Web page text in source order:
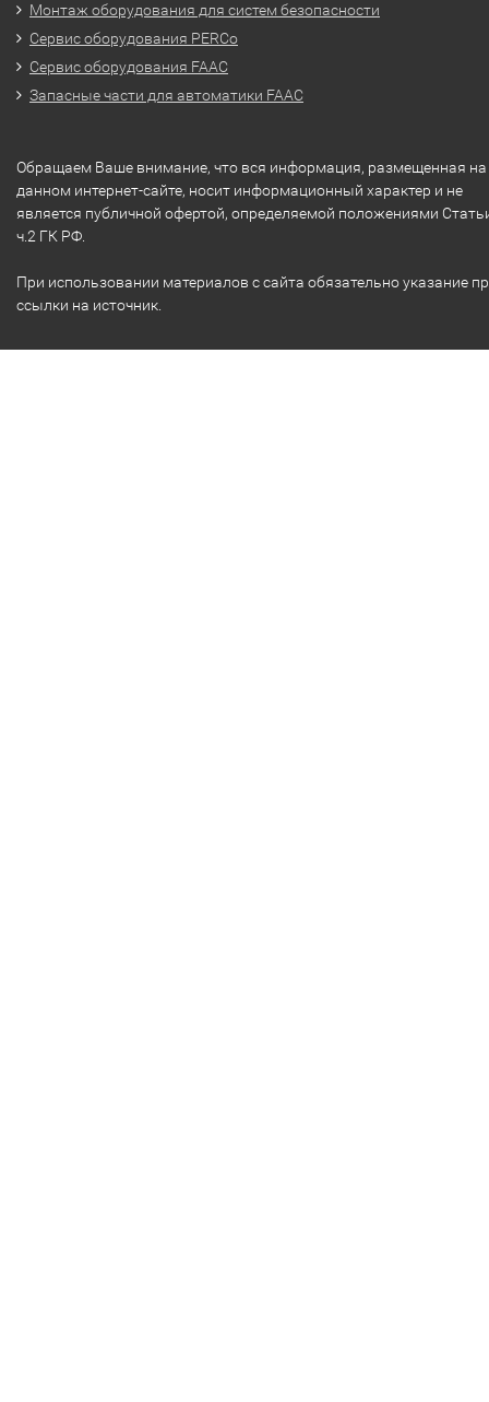
Монтаж оборудования для систем безопасности
Сервис оборудования PERCo
Сервис оборудования FAAC
Запасные части для автоматики FAAC
Обращаем Ваше внимание, что вся информация, размещенная на
данном интернет-сайте, носит информационный характер и не
является публичной офертой, определяемой положениями
ч.2 ГК РФ.
При использовании материалов с сайта обязательно указание
ссылки на источник.